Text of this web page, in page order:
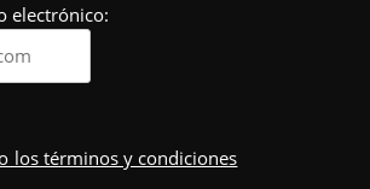
electrónico:
los términos y condiciones